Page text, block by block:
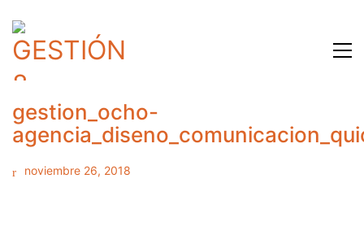
gestion_ocho-
noviembre 26, 2018